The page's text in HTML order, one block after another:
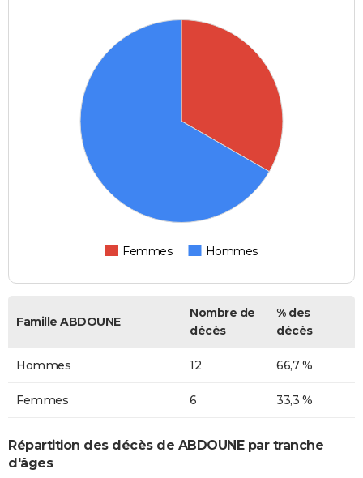
Femmes Hommes
Famille ABDOUNE
Nombre de
décès
% des
décès
Hommes 12 66,7 %
Femmes 6 33,3 %
Répartition des décès de ABDOUNE par tranche
d'âges